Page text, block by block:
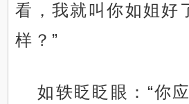
看，我就叫你如姐好
样？”
如轶眨眨眼：“你